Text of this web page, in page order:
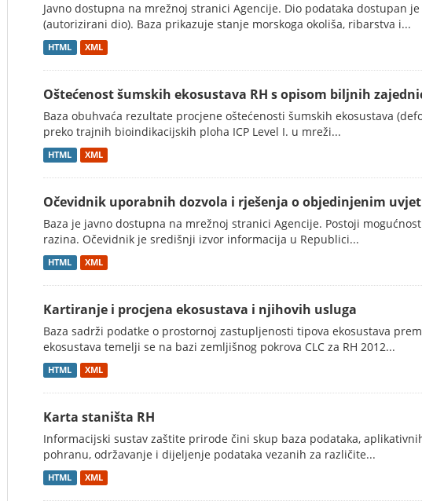
Javno dostupna na mrežnoj stranici Agencije. Dio podataka dostupan
(autorizirani dio). Baza prikazuje stanje morskoga okoliša, ribarstva i...
HTML XML
Oštećenost šumskih ekosustava RH s opisom biljnih
Baza obuhvaća rezultate procjene oštećenosti šumskih ekosustava
preko trajnih bioindikacijskih ploha ICP Level I. u mreži...
HTML XML
Očevidnik uporabnih dozvola i rješenja o objedinjenim
Baza je javno dostupna na mrežnoj stranici Agencije. Postoji
razina. Očevidnik je središnji izvor informacija u Republici...
HTML XML
Kartiranje i procjena ekosustava i njihovih usluga
Baza sadrži podatke o prostornoj zastupljenosti tipova ekosustava
ekosustava temelji se na bazi zemljišnog pokrova CLC za RH 2012...
HTML XML
Karta staništa RH
Informacijski sustav zaštite prirode čini skup baza podataka,
pohranu, održavanje i dijeljenje podataka vezanih za različite...
HTML XML